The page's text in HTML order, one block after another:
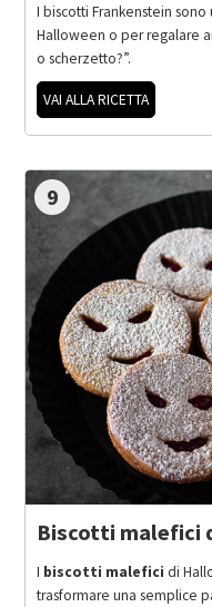
I biscotti Frankenstein
Halloween o per regalare
o scherzetto?”.
VAI ALLA RICETTA
9
Biscotti malefici
I biscotti malefici di
trasformare una semplice